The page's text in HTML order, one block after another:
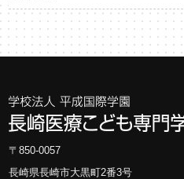
〒850-0057
長崎県長崎市大黒町2番3号